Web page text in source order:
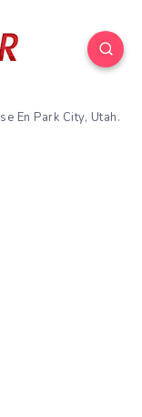
En Park City, Utah.